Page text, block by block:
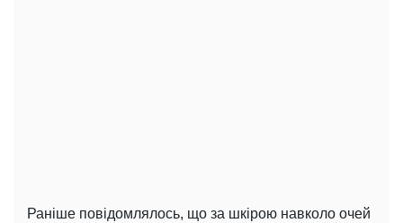
Раніше повідомлялось, що за шкірою навколо очей